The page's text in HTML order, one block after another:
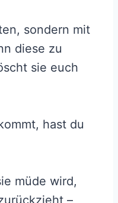
sondern mit
diese zu
sie euch
hast du
müde wird,
–